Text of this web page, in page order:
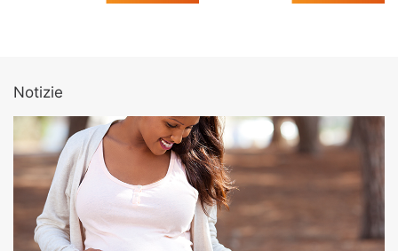
Notizie